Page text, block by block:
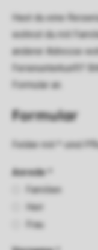
Hast du eine
wohnst du mit
anderer Adresse
Ferienunterkunft?
Formular an.
Formular
Felder mit * sind
Anrede *
Familien
Herr
Frau